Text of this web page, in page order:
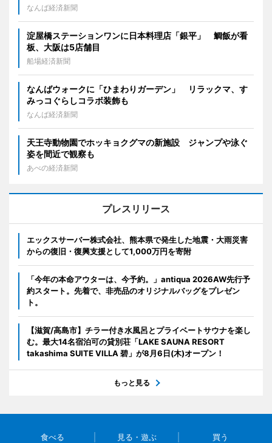
なんば経済新聞
淀屋橋ステーションワンに日本料理店「銀平」 鯛飯が看
板、大阪は5店舗目
船場経済新聞
なんばウォークに「ひまわりガーデン」 リラックマ、す
みっコぐらしコラボ装飾も
なんば経済新聞
天王寺動物園でホッキョクグマの新施設 ジャンプや泳ぐ
姿を間近で観察も
あべの経済新聞
プレスリリース
エックスサーバー株式会社、熊本県で発生した地震・大雨災害
からの復旧・復興支援として1,000万円を寄附
「今年の本命アウターは、今予約。」antiqua 2026AW先行予
約スタート。先着で、非売品のオリジナルバッグをプレゼン
ト。
【滋賀/高島市】チラー付き水風呂とプライベートサウナを楽し
む。最大14名宿泊可の貸別荘「LAKE SAUNA RESORT
takashima SUITE VILLA 碧」が8月6日(木)オープン！
もっと見る
食べる 見る・遊ぶ 買う